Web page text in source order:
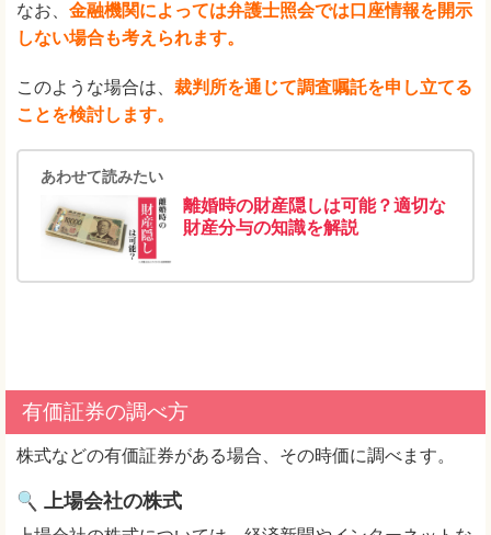
なお、 金融機関によっては弁護士照会では口座情報を開示
しない場合も考えられます。
このような場合は、 裁判所を通じて調査嘱託を申し立てる
ことを検討します。
あわせて読みたい
離婚時の財産隠しは可能？適切な
財産分与の知識を解説
有価証券の調べ方
株式などの有価証券がある場合、その時価に調べます。
上場会社の株式